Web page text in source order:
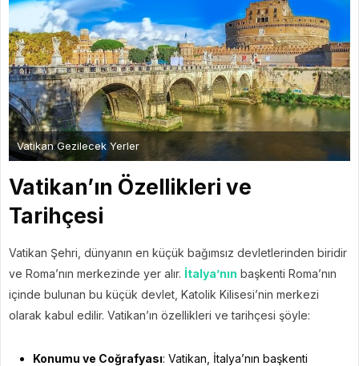
Vatikan Gezilecek Yerler
Vatikan’ın Özellikleri ve
Tarihçesi
Vatikan Şehri, dünyanın en küçük bağımsız devletlerinden biridir
ve Roma’nın merkezinde yer alır. İtalya’nın başkenti Roma’nın
içinde bulunan bu küçük devlet, Katolik Kilisesi’nin merkezi
olarak kabul edilir. Vatikan’ın özellikleri ve tarihçesi şöyle:
Konumu ve Coğrafyası: Vatikan, İtalya’nın başkenti